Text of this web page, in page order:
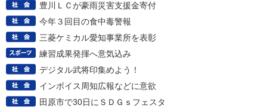
豊川ＬＣが豪雨災害支援金寄付
今年３回目の食中毒警報
三菱ケミカル愛知事業所を表彰
練習成果発揮へ意気込み
デジタル武将印集めよう！
インボイス周知広報などに意欲
田原市で30日にＳＤＧｓフェスタ